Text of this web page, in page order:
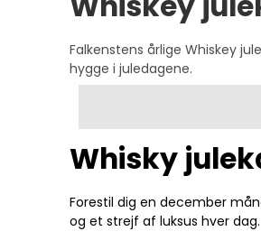
Falkenstens årlige Whiskey
hygge i juledagene.
Whisky
Forestil dig en december
og et strejf af luksus hver dag.